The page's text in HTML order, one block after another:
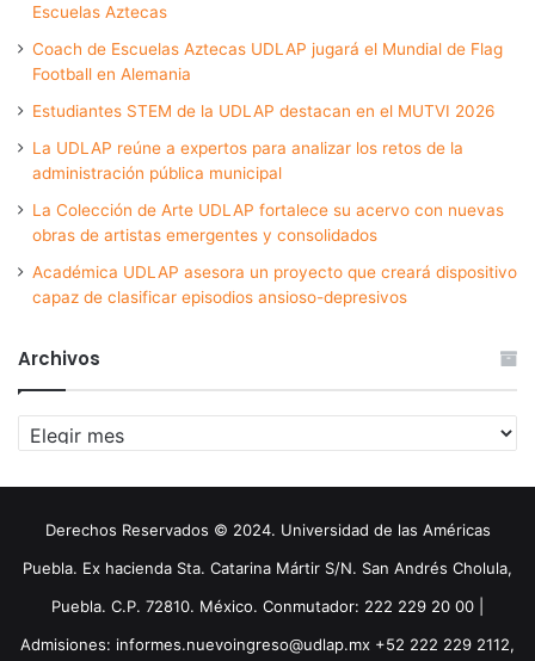
Escuelas Aztecas
Coach de Escuelas Aztecas UDLAP jugará el Mundial de Flag
Football en Alemania
Estudiantes STEM de la UDLAP destacan en el MUTVI 2026
La UDLAP reúne a expertos para analizar los retos de la
administración pública municipal
La Colección de Arte UDLAP fortalece su acervo con nuevas
obras de artistas emergentes y consolidados
Académica UDLAP asesora un proyecto que creará dispositivo
capaz de clasificar episodios ansioso-depresivos
Archivos
Archivos
Derechos Reservados © 2024. Universidad de las Américas
Puebla. Ex hacienda Sta. Catarina Mártir S/N. San Andrés Cholula,
Puebla. C.P. 72810. México. Conmutador: 222 229 20 00 |
Admisiones: informes.nuevoingreso@udlap.mx +52 222 229 2112,